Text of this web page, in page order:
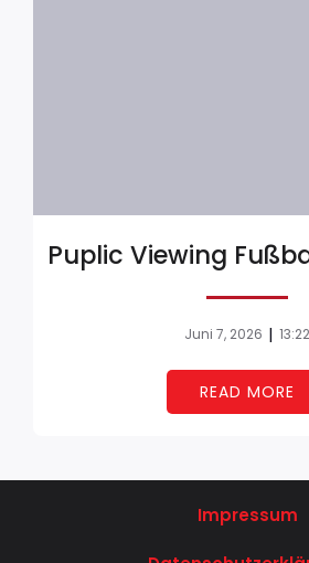
Puplic Viewing
Juni 7, 2026 | 13:22
READ MORE
Impressum